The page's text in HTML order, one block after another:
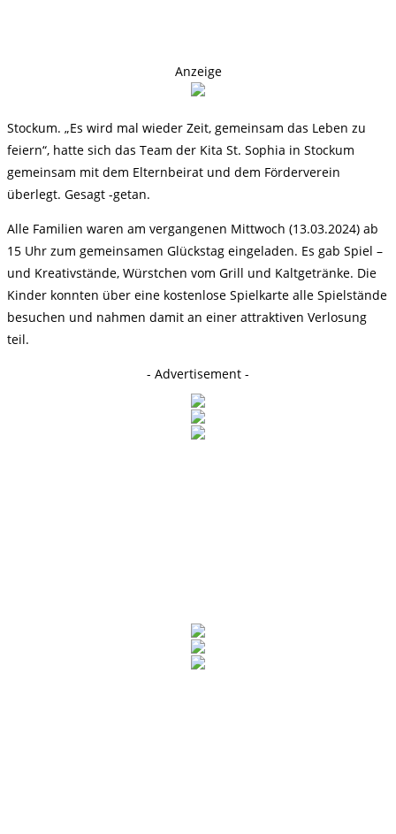
Anzeige
Stockum. „Es wird mal wieder Zeit, gemeinsam das Leben zu
feiern“, hatte sich das Team der Kita St. Sophia in Stockum
gemeinsam mit dem Elternbeirat und dem Förderverein
überlegt. Gesagt -getan.
Alle Familien waren am vergangenen Mittwoch (13.03.2024) ab
15 Uhr zum gemeinsamen Glückstag eingeladen. Es gab Spiel –
und Kreativstände, Würstchen vom Grill und Kaltgetränke. Die
Kinder konnten über eine kostenlose Spielkarte alle Spielstände
besuchen und nahmen damit an einer attraktiven Verlosung
teil.
- Advertisement -